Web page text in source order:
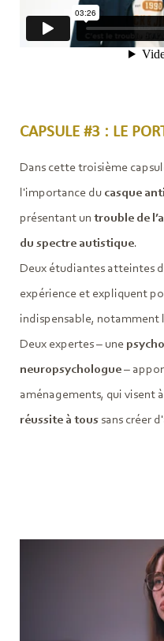
CAPSULE #3 : LE
Dans cette troisième
l'importance du casque
présentant un trouble de
du spectre autistique.
Deux étudiantes atteintes
expérience et expliquent
indispensable, notamment
Deux expertes – une
neuropsychologue–
aménagements, qui visent
réussite à tous sans créer